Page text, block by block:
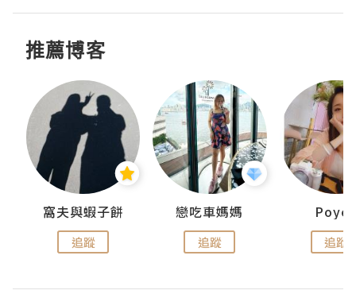
推薦博客
窩夫與蝦子餅
追蹤
戀吃車媽媽
追蹤 追蹤